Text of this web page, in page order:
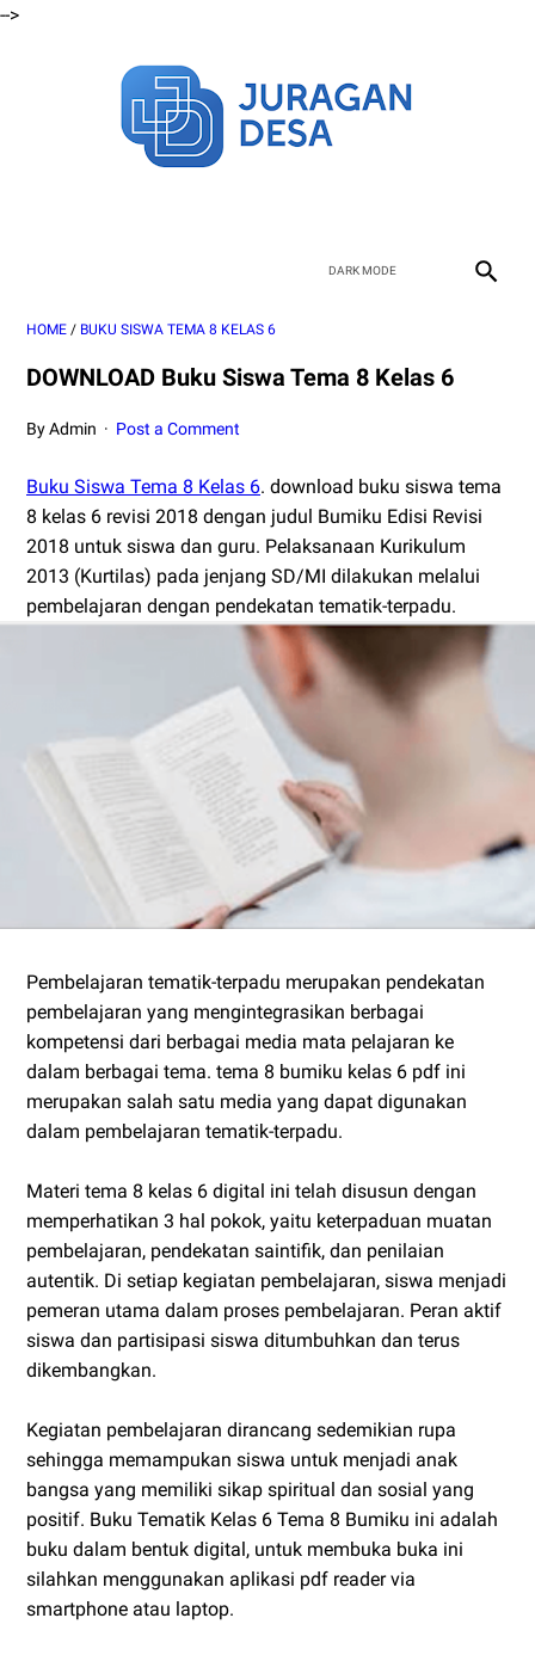
-->
HOME / BUKU SISWA TEMA 8 KELAS 6
DOWNLOAD Buku Siswa Tema 8 Kelas 6
By Admin Post a Comment
Buku Siswa Tema 8 Kelas 6. download buku siswa tema
8 kelas 6 revisi 2018 dengan judul Bumiku Edisi Revisi
2018 untuk siswa dan guru. Pelaksanaan Kurikulum
2013 (Kurtilas) pada jenjang SD/MI dilakukan melalui
pembelajaran dengan pendekatan tematik-terpadu.
Pembelajaran tematik-terpadu merupakan pendekatan
pembelajaran yang mengintegrasikan berbagai
kompetensi dari berbagai media mata pelajaran ke
dalam berbagai tema. tema 8 bumiku kelas 6 pdf ini
merupakan salah satu media yang dapat digunakan
dalam pembelajaran tematik-terpadu.
Materi tema 8 kelas 6 digital ini telah disusun dengan
memperhatikan 3 hal pokok, yaitu keterpaduan muatan
pembelajaran, pendekatan saintifik, dan penilaian
autentik. Di setiap kegiatan pembelajaran, siswa menjadi
pemeran utama dalam proses pembelajaran. Peran aktif
siswa dan partisipasi siswa ditumbuhkan dan terus
dikembangkan.
Kegiatan pembelajaran dirancang sedemikian rupa
sehingga memampukan siswa untuk menjadi anak
bangsa yang memiliki sikap spiritual dan sosial yang
positif. Buku Tematik Kelas 6 Tema 8 Bumiku ini adalah
buku dalam bentuk digital, untuk membuka buka ini
silahkan menggunakan aplikasi pdf reader via
smartphone atau laptop.